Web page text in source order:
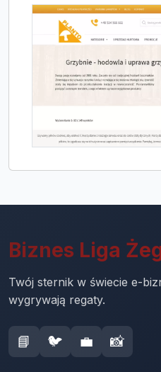
Biznes Liga
Twój sternik w świecie e-
wygrywają regaty.
📘 🐦 💼 📸